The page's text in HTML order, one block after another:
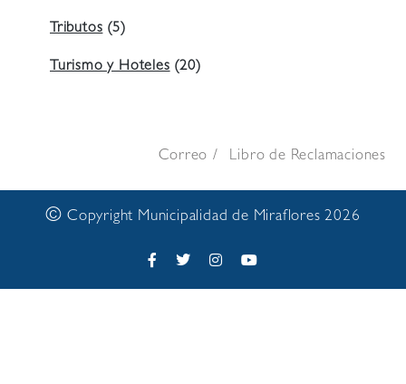
Tributos(5)
Turismo y Hoteles(20)
Correo Libro de Reclamaciones
© Copyright Municipalidad de Miraflores 2026